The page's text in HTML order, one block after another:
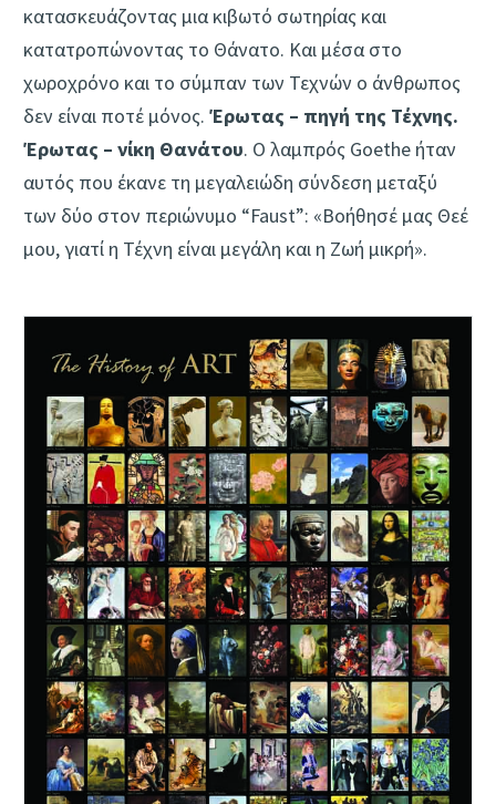
κατασκευάζοντας μια κιβωτό σωτηρίας και
κατατροπώνοντας το Θάνατο. Και μέσα στο
χωροχρόνο και το σύμπαν των Τεχνών ο άνθρωπος
δεν είναι ποτέ μόνος. Έρωτας – πηγή της Τέχνης.
Έρωτας – νίκη Θανάτου. Ο λαμπρός Goethe ήταν
αυτός που έκανε τη μεγαλειώδη σύνδεση μεταξύ
των δύο στον περιώνυμο “Faust”: «Βοήθησέ μας Θεέ
μου, γιατί η Τέχνη είναι μεγάλη και η Ζωή μικρή».